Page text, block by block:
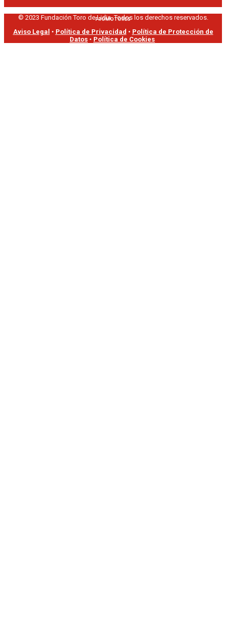
PROMOTORES
© 2023 Fundación Toro de Lidia. Todos los derechos reservados.
Aviso Legal • Política de Privacidad • Política de Protección de
Datos • Política de Cookies